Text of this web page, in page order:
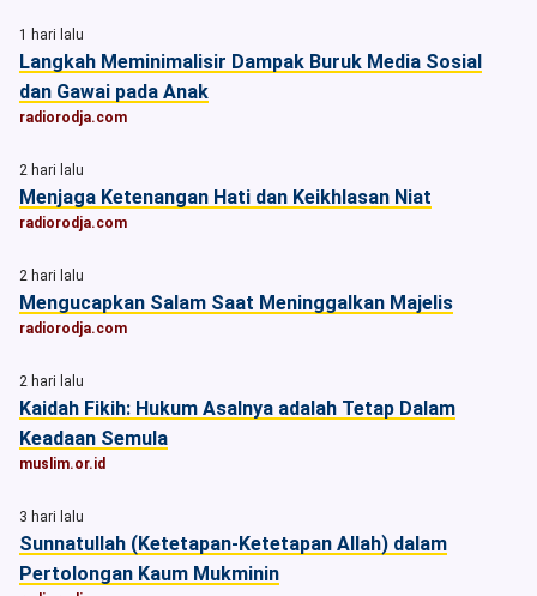
1 hari lalu
Langkah Meminimalisir Dampak Buruk Media Sosial
dan Gawai pada Anak
radiorodja.com
2 hari lalu
Menjaga Ketenangan Hati dan Keikhlasan Niat
radiorodja.com
2 hari lalu
Mengucapkan Salam Saat Meninggalkan Majelis
radiorodja.com
2 hari lalu
Kaidah Fikih: Hukum Asalnya adalah Tetap Dalam
Keadaan Semula
muslim.or.id
3 hari lalu
Sunnatullah (Ketetapan-Ketetapan Allah) dalam
Pertolongan Kaum Mukminin